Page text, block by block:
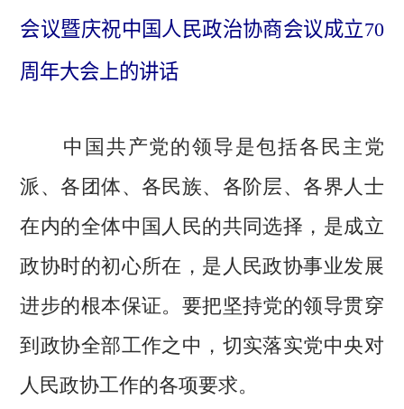
会议暨庆祝中国人民政治协商会议成立70
周年大会上的讲话
中国共产党的领导是包括各民主党
派、各团体、各民族、各阶层、各界人士
在内的全体中国人民的共同选择，是成立
政协时的初心所在，是人民政协事业发展
进步的根本保证。要把坚持党的领导贯穿
到政协全部工作之中，切实落实党中央对
人民政协工作的各项要求。